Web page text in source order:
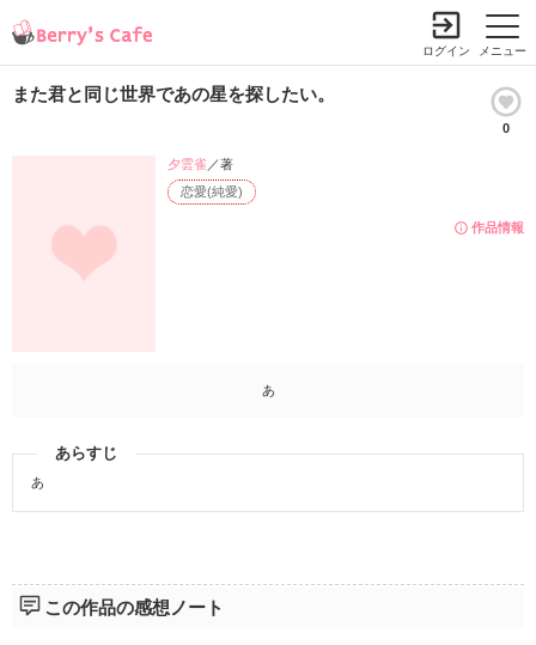
メニュー
ログイン
また君と同じ世界であの星を探したい。
0
作品情報
恋愛(純愛)
夕雲雀 ／著
あ
あらすじ
あ
この作品の感想ノート